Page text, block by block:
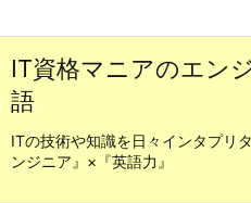
IT資格マニアのエン
語
ITの技術や知識を日々インタプリ
ンジニア』×『英語力』